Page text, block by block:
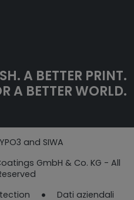
A BETTER PRINT.
A BETTER WORLD.
and SIWA
GmbH & Co. KG - All
Dati aziendali